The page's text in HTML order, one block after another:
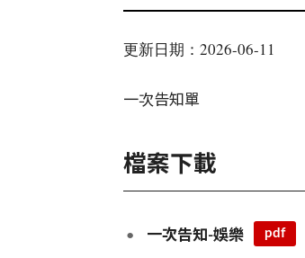
更新日期：2026-06-11
一次告知單
檔案下載
一次告知-娛樂 pdf